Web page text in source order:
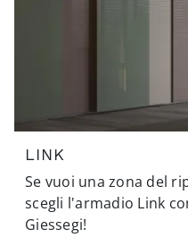
LINK
Se vuoi una zona del
scegli l'armadio Link
Giessegi!